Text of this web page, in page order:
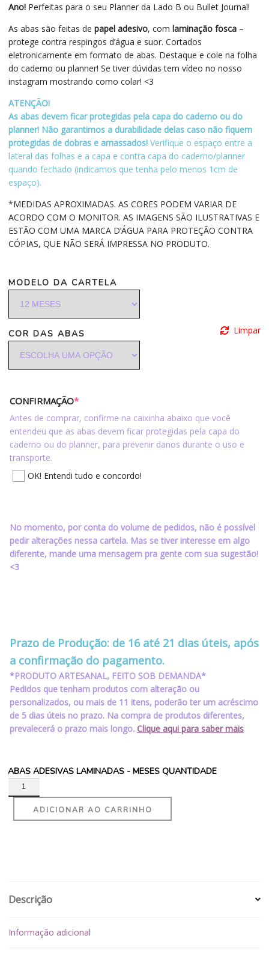
Ano! Perfeitas para o seu Planner da Lado B ou Bullet Journal!
As abas são feitas de papel adesivo, com laminação fosca –
protege contra respingos d’água e suor. Cortados
eletronicamente em formato de abas. Destaque e cole na folha
do caderno ou planner! Se tiver dúvidas tem vídeo no nosso
instagram mostrando como colar! <3
ATENÇÃO!
As abas devem ficar protegidas pela capa do caderno ou do
planner! Não garantimos a durabilidade delas caso não fiquem
protegidas de dobras e amassados! Verifique o espaço entre a
lateral das folhas e a capa e contra capa do caderno/planner
quando fechado (indicamos que tenha pelo menos 1cm de
espaço).
*MEDIDAS APROXIMADAS. AS CORES PODEM VARIAR DE
ACORDO COM O MONITOR. AS IMAGENS SÃO ILUSTRATIVAS E
ESTÃO COM UMA MARCA D’ÁGUA PARA PROTEÇÃO CONTRA
CÓPIAS, QUE NÃO SERÁ IMPRESSA NO PRODUTO.
MODELO DA CARTELA
COR DAS ABAS Limpar
CONFIRMAÇÃO*
Antes de comprar, confirme na caixinha abaixo que você
entendeu que as abas devem ficar protegidas pela capa do
caderno ou do planner, para prevenir danos durante o uso e
transporte.
OK! Entendi tudo e concordo!
No momento, por conta do volume de pedidos, não é possível
pedir alterações nessa cartela. Mas se tiver interesse em algo
diferente, mande uma mensagem pra gente com sua sugestão!
<3
Prazo de Produção: de 16 até 21 dias úteis, após
a confirmação do pagamento.
*PRODUTO ARTESANAL, FEITO SOB DEMANDA*
Pedidos que tenham produtos com alteração ou
personalizados, ou mais de 11 itens, poderão ter um acréscimo
de 5 dias úteis no prazo. Na compra de produtos diferentes,
prevalecerá o prazo mais longo. Clique aqui para saber mais
ABAS ADESIVAS LAMINADAS - MESES QUANTIDADE
ADICIONAR AO CARRINHO
Descrição
Informação adicional